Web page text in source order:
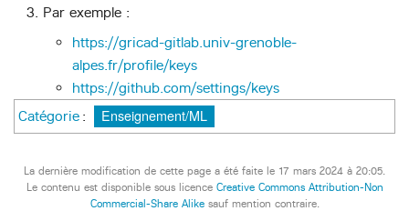
Par exemple :
https://gricad-gitlab.univ-grenoble-
alpes.fr/profile/keys
https://github.com/settings/keys
Catégorie : Enseignement/ML
La dernière modification de cette page a été faite le 17 mars 2024 à 20:05.
Le contenu est disponible sous licence Creative Commons Attribution-Non
Commercial-Share Alikesauf mention contraire.